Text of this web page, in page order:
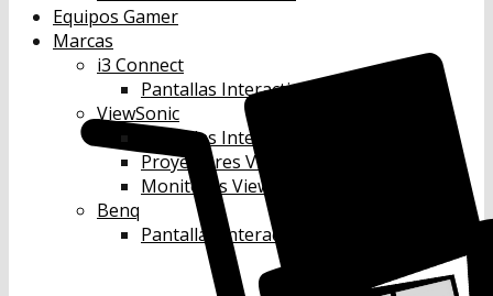
Equipos Gamer
Marcas
i3 Connect
Pantallas Interactivas i3 Connect
ViewSonic
Pantallas Interactivas Viewsonic
Proyectores Viewsonic
Monitores Viewsonic
Benq
Pantallas Interactivas Benq